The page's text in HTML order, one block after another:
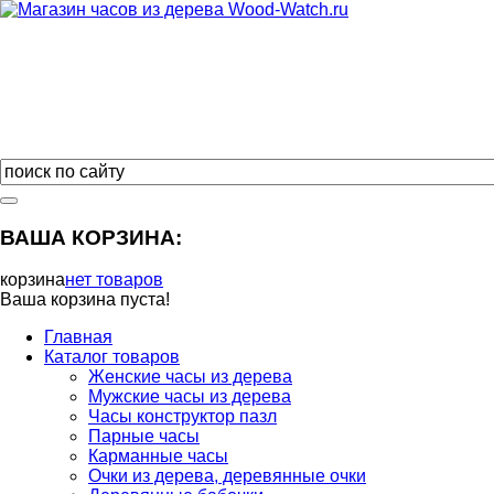
ВАША КОРЗИНА:
корзинанет товаров
Ваша корзина пуста!
Главная
Каталог товаров
Женские часы из дерева
Мужские часы из дерева
Часы конструктор пазл
Парные часы
Карманные часы
Очки из дерева, деревянные очки